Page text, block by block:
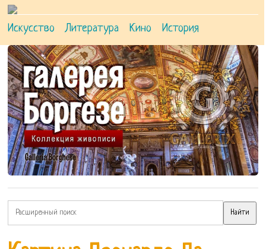
Искусство Литература Кино История